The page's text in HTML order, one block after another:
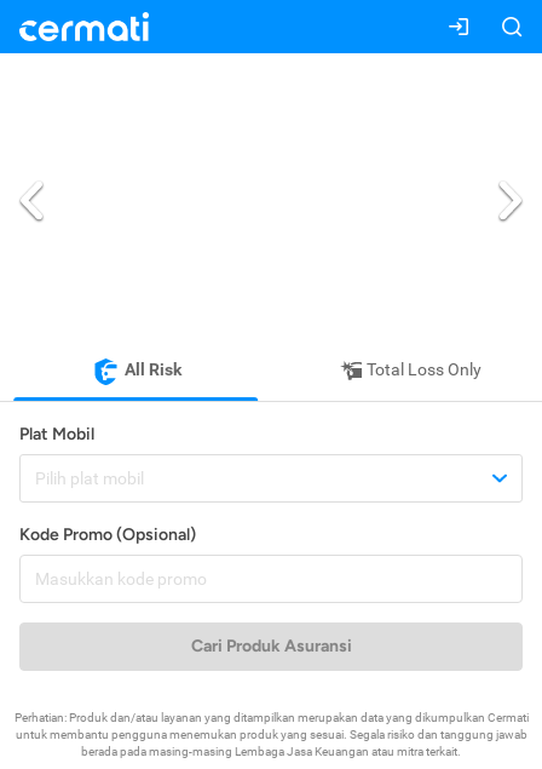
All Risk Total Loss Only
Plat Mobil
Pilih plat mobil
Kode Promo (Opsional)
Cari Produk Asuransi
Perhatian: Produk dan/atau layanan yang ditampilkan merupakan data yang dikumpulkan Cermati
untuk membantu pengguna menemukan produk yang sesuai. Segala risiko dan tanggung jawab
berada pada masing-masing Lembaga Jasa Keuangan atau mitra terkait.